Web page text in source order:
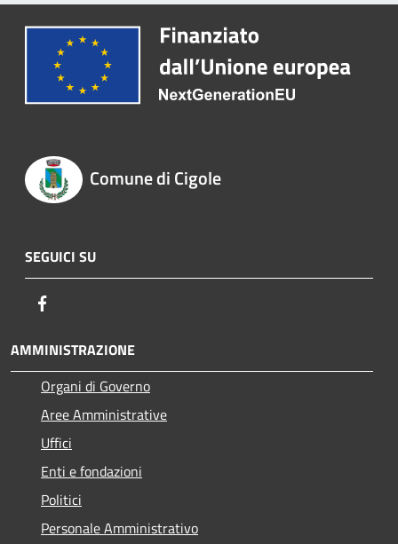
Comune di Cigole
SEGUICI SU
AMMINISTRAZIONE
Organi di Governo
Aree Amministrative
Uffici
Enti e fondazioni
Politici
Personale Amministrativo